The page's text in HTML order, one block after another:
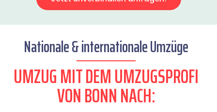
Nationale & internationale Umzüge
UMZUG MIT DEM UMZUGSPROFI
VON BONN NACH: